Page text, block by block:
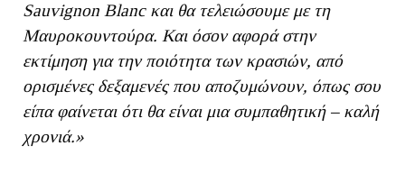
Sauvignon Blanc και θα τελειώσουμε με τη
Μαυροκουντούρα. Και όσον αφορά στην
εκτίμηση για την ποιότητα των κρασιών, από
ορισμένες δεξαμενές που αποζυμώνουν, όπως σου
είπα φαίνεται ότι θα είναι μια συμπαθητική – καλή
χρονιά.»